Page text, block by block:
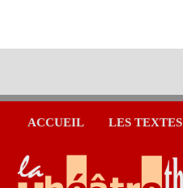
ACCUEIL LES TEXTES